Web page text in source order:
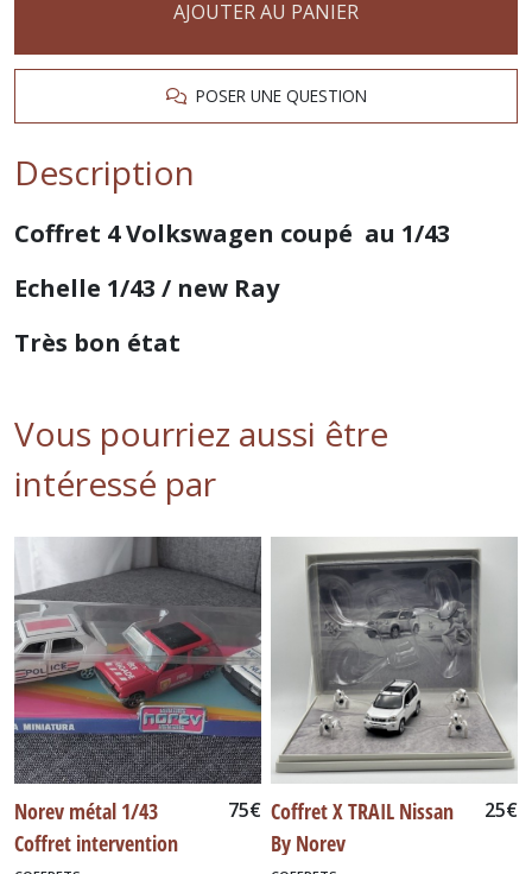
AJOUTER AU PANIER
POSER UNE QUESTION
Description
Coffret 4 Volkswagen coupé au 1/43
Echelle 1/43 / new Ray
Très bon état
Vous pourriez aussi être
intéressé par
Norev métal 1/43
Coffret intervention
75€ Coffret X TRAIL Nissan
By Norev
25€